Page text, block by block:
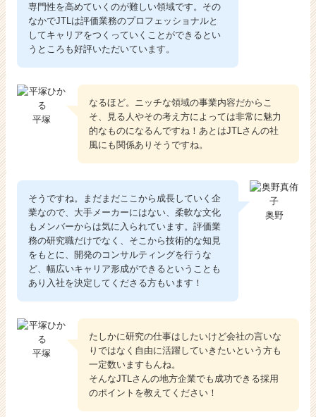
専門性を高めていくのが難しい領域です。その
なかでJTLは評価業務のプロフェッショナルと
してキャリアをつくっていくことができるとい
うところも好評いただいています。
平塚
なるほど。ニッチな領域の事業内容だからこ
そ、見る人やその考え方によっては非常に魅力
的なものになるんですね！あとはJTLさんの社
風にも関係ありそうですね。
奥野
そうですね。まだまだここから成長していく企
業なので、大手メーカーにはない、柔軟な文化
もメンバーからは気に入られています。評価業
務の研究職だけでなく、そこから技術的な知見
をもとに、開発のコンサルティングを行うな
ど、幅広いキャリア形成ができるということも
あり入社を決定してくださる方もいます！
平塚
たしかに研究の仕事はしたいけど会社の言いな
りではなく自由に活躍していきたいという方も
一定数いますもんね。
そんなJTLさんの地方企業でも成功できる採用
のポイントを教えてください！